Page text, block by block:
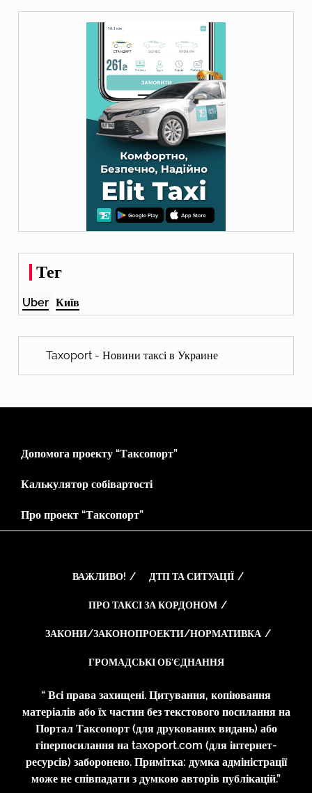
Тег
Uber Київ
Taxoport - Новини таксі в Украине
Допомога проекту “Таксопорт”
Калькулятор собівартості
Про проект “Таксопорт”
ВАЖЛИВО! ДТП ТА СИТУАЦІЇ
ПРО ТАКСІ ЗА КОРДОНОМ
ЗАКОНИ/ЗАКОНОПРОЕКТИ/НОРМАТИВКА
ГРОМАДСЬКІ ОБ’ЄДНАННЯ
“ Всі права захищені. Цитування, копіювання
матеріалів або їх частин без текстового посилання на
Портал Таксопорт (для друкованих видань) або
гіперпосилання на taxoport.com (для інтернет-
ресурсів) заборонено. Примітка: думка адміністрації
може не співпадати з думкою авторів публікацій.”